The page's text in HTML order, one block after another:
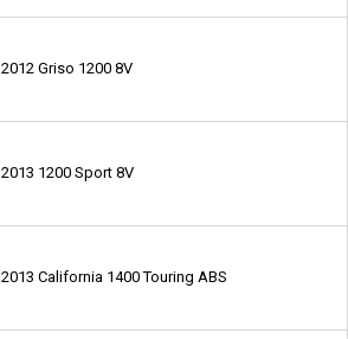
2012 Griso 1200 8V
2013 1200 Sport 8V
2013 California 1400 Touring ABS